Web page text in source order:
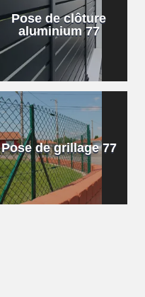
Pose de clôture
aluminium 77
Pose de grillage 77